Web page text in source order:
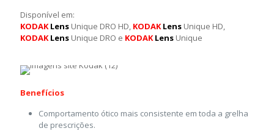
Disponível em:
KODAK Lens Unique DRO HD, KODAK Lens Unique HD,
KODAK Lens Unique DRO e KODAK Lens Unique
Benefícios
Comportamento ótico mais consistente em toda a grelha
de prescrições.